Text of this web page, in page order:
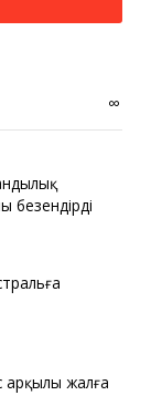
∞
безендірді
арқылы жалға